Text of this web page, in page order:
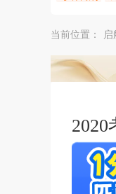
当前位置： 启